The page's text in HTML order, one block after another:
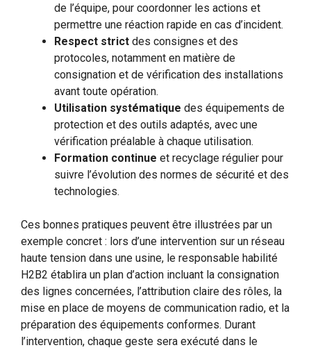
de l’équipe, pour coordonner les actions et
permettre une réaction rapide en cas d’incident.
Respect strict des consignes et des
protocoles, notamment en matière de
consignation et de vérification des installations
avant toute opération.
Utilisation systématique des équipements de
protection et des outils adaptés, avec une
vérification préalable à chaque utilisation.
Formation continue et recyclage régulier pour
suivre l’évolution des normes de sécurité et des
technologies.
Ces bonnes pratiques peuvent être illustrées par un
exemple concret : lors d’une intervention sur un réseau
haute tension dans une usine, le responsable habilité
H2B2 établira un plan d’action incluant la consignation
des lignes concernées, l’attribution claire des rôles, la
mise en place de moyens de communication radio, et la
préparation des équipements conformes. Durant
l’intervention, chaque geste sera exécuté dans le